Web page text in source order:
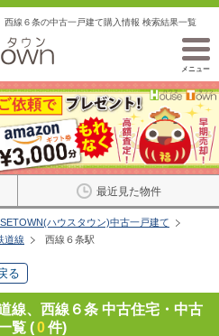
線６条の中古一戸建て購入情報 検索結果一覧
メニュー
最近見た物件
ハウスタウン)中古一戸建て
道線 西線６条駅
る
線、西線６条 中古住宅・中古
覧 (0件)